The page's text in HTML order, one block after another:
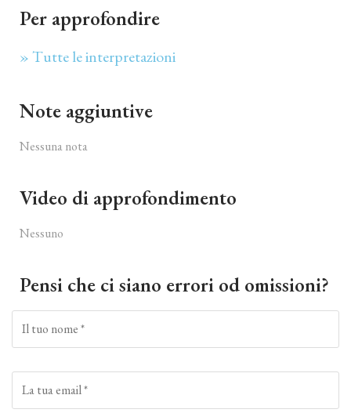
Per approfondire
» Tutte le interpretazioni
Note aggiuntive
Nessuna nota
Video di approfondimento
Nessuno
Pensi che ci siano errori od omissioni?